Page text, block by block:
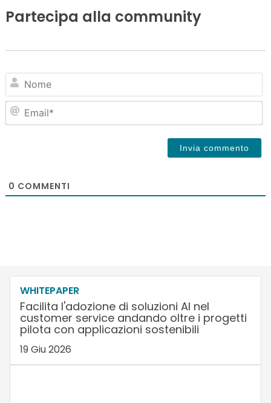
Partecipa alla community
0 COMMENTI
WHITEPAPER
Facilita l'adozione di soluzioni AI nel
customer service andando oltre i progetti
pilota con applicazioni sostenibili
19 Giu 2026